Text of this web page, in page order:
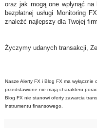
oraz jak mogą one wpłynąć
bezpłatnej usługi Monitoring
znaleźć najlepszy dla Twojej
Życzymy udanych transakcji,
Nasze Alerty FX i Blog FX ma
przedstawione nie mają charakteru
Blog FX nie stanowi oferty zawarcia
instrumentu finansowego.